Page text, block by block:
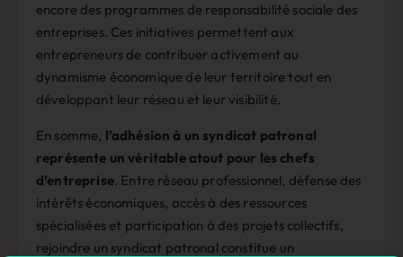
encore des programmes de responsabilité sociale des
entreprises. Ces initiatives permettent aux
entrepreneurs de contribuer activement au
dynamisme économique de leur territoire tout en
développant leur réseau et leur visibilité.
En somme, l’adhésion à un syndicat patronal
représente un véritable atout pour les chefs
d’entreprise. Entre réseau professionnel, défense des
intérêts économiques, accès à des ressources
spécialisées et participation à des projets collectifs,
rejoindre un syndicat patronal constitue un